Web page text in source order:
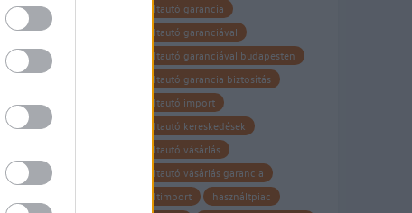
használtautó garancia
használtautó garanciával
használtautó garanciával budapesten
használtautó garancia biztosítás
használtautó import
használtautó kereskedések
használtautó vásárlás
használtautó vásárlás garancia
használtimport
használtpiac